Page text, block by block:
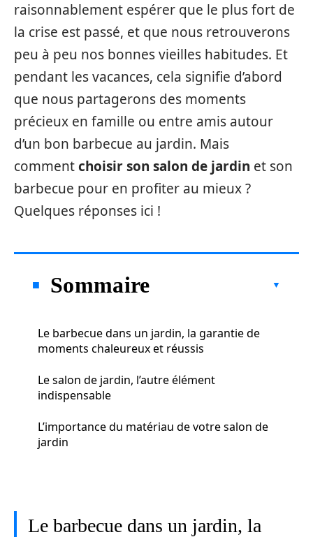
raisonnablement espérer que le plus fort de
la crise est passé, et que nous retrouverons
peu à peu nos bonnes vieilles habitudes. Et
pendant les vacances, cela signifie d’abord
que nous partagerons des moments
précieux en famille ou entre amis autour
d’un bon barbecue au jardin. Mais
commentchoisir son salon de jardin et son
barbecue pour en profiter au mieux ?
Quelques réponses ici !
Sommaire
Le barbecue dans un jardin, la garantie de
moments chaleureux et réussis
Le salon de jardin, l’autre élément
indispensable
L’importance du matériau de votre salon de
jardin
Le barbecue dans un jardin, la